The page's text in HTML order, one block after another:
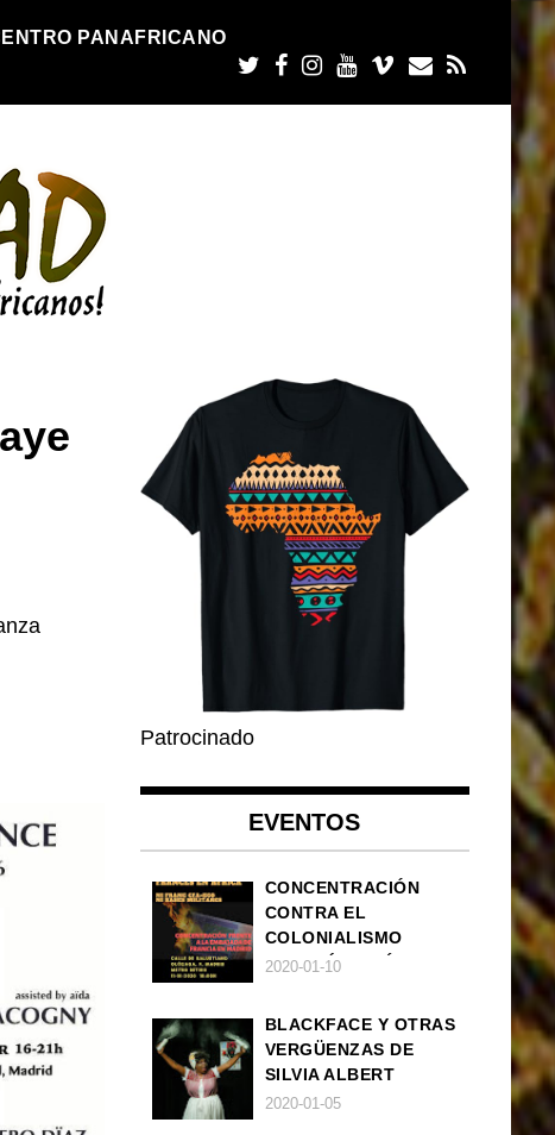
PANAFRICANO
Patrocinado
EVENTOS
CONCENTRACIÓN
CONTRA EL
COLONIALISMO
FRANCÉS EN ÁFRICA
2020-01-10
BLACKFACE Y OTRAS
VERGÜENZAS DE
SILVIA ALBERT
SOPALE EN MADRID
2020-01-05